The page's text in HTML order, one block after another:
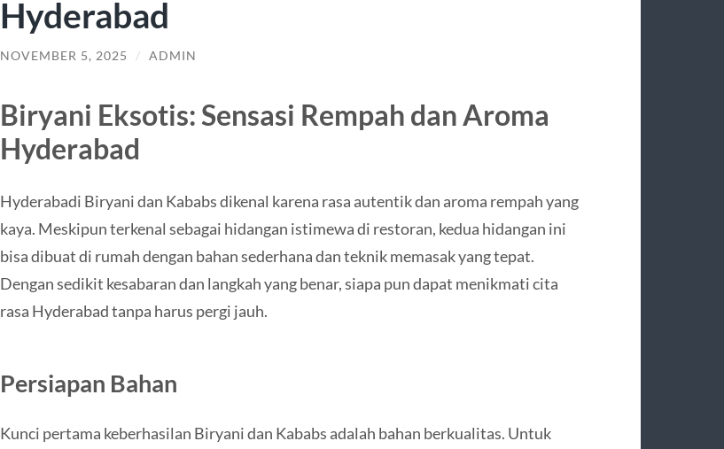
Hyderabad
NOVEMBER 5, 2025 / ADMIN
Biryani Eksotis: Sensasi Rempah dan Aroma
Hyderabad
Hyderabadi Biryani dan Kababs dikenal karena rasa autentik dan aroma rempah yang
kaya. Meskipun terkenal sebagai hidangan istimewa di restoran, kedua hidangan ini
bisa dibuat di rumah dengan bahan sederhana dan teknik memasak yang tepat.
Dengan sedikit kesabaran dan langkah yang benar, siapa pun dapat menikmati cita
rasa Hyderabad tanpa harus pergi jauh.
Persiapan Bahan
Kunci pertama keberhasilan Biryani dan Kababs adalah bahan berkualitas. Untuk